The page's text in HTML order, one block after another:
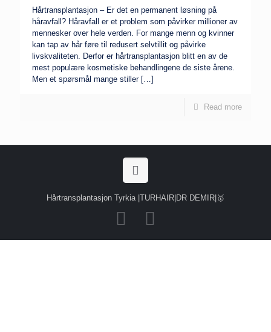
Hårtransplantasjon – Er det en permanent løsning på
håravfall? Håravfall er et problem som påvirker millioner av
mennesker over hele verden. For mange menn og kvinner
kan tap av hår føre til redusert selvtillit og påvirke
livskvaliteten. Derfor er hårtransplantasjon blitt en av de
mest populære kosmetiske behandlingene de siste årene.
Men et spørsmål mange stiller[…]
Read more
Hårtransplantasjon Tyrkia |TURHAIR|DR DEMIR|🥇